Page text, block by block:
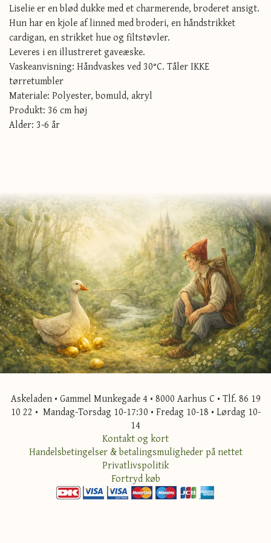
Liselie er en blød dukke med et charmerende, broderet ansigt.
Hun har en kjole af linned med broderi, en håndstrikket
cardigan, en strikket hue og filtstøvler.
Leveres i en illustreret gaveæske.
Vaskeanvisning: Håndvaskes ved 30°C. Tåler IKKE
tørretumbler
Materiale: Polyester, bomuld, akryl
Produkt: 36 cm høj
Alder: 3-6 år
Askeladen • Gammel Munkegade 4 • 8000 Aarhus C • Tlf. 86 19
10 22 • Mandag-Torsdag 10-17:30 • Fredag 10-18 • Lørdag 10-
14
Kontakt og kort
Handelsbetingelser & betalingsmuligheder på nettet
Privatlivspolitik
Fortryd køb